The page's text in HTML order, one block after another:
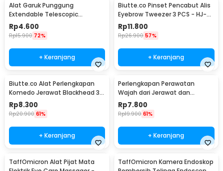
Alat Garuk Punggung
Extendable Telescopic
Stainless Steel - LJ-158
Rp4.600
Rp15.900 72%
+ Keranjang
Biutte.co Pinset Pencabut Alis
Eyebrow Tweezer 3 PCS - HJ-
E92
Rp11.800
Rp26.900 57%
+ Keranjang
Biutte.co Alat Perlengkapan
Komedo Jerawat Blackhead 3
PCS - PT3
Rp8.300
Rp20.900 61%
+ Keranjang
Perlengkapan Perawatan
Wajah dari Jerawat dan
Komedo Double Head 4PCS
Rp7.800
Rp19.900 61%
+ Keranjang
TaffOmicron Alat Pijat Mata
TaffOmicron Kamera Endoskop